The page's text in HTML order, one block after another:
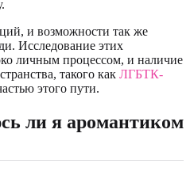
и возможности так же
Исследование этих
личным процессом, и наличие
такого как ЛГБТК-
этого пути.
ли я аромантиком